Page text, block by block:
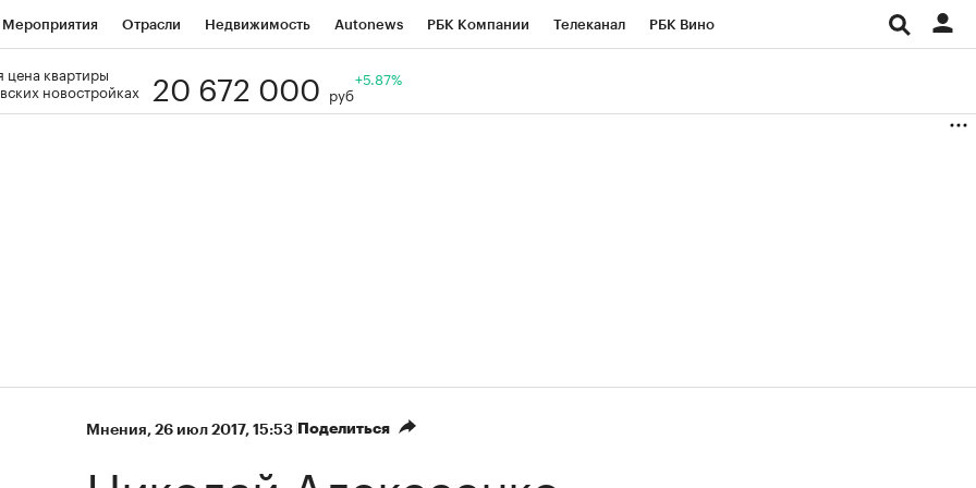
Мероприятия Отрасли Недвижимость Autonews РБК Компании Телеканал РБК Вино
Визионеры
цена квартиры
новостройках
20 672 000 руб
+5.87%
Мнения⁠, 26 июл 2017, 15:53 Поделиться